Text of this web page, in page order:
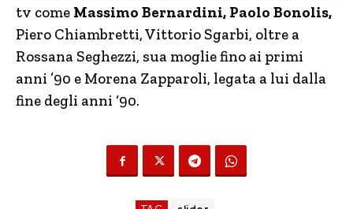
tv come Massimo Bernardini, Paolo Bonolis,
Piero Chiambretti, Vittorio Sgarbi, oltre a
Rossana Seghezzi, sua moglie fino ai primi
anni ’90 e Morena Zapparoli, legata a lui dalla
fine degli anni ‘90.